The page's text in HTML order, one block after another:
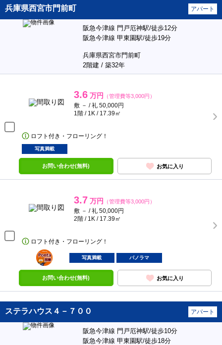
兵庫県西宮市門前町 アパート
阪急今津線 門戸厄神駅/徒歩12分
阪急今津線 甲東園駅/徒歩19分
兵庫県西宮市門前町
2階建 / 築32年
3.6 万円 （管理費等3,000円）
敷 － / 礼 50,000円
1階 / 1K / 17.39㎡
ロフト付き・フローリング！
写真満載
お問い合わせ(無料) お気に入り
3.7 万円 （管理費等3,000円）
敷 － / 礼 50,000円
2階 / 1K / 17.39㎡
ロフト付き・フローリング！
ポンタ
部屋
写真満載 パノラマ
お問い合わせ(無料) お気に入り
ステラハウス４－７００ アパート
阪急今津線 門戸厄神駅/徒歩10分
阪急今津線 甲東園駅/徒歩18分